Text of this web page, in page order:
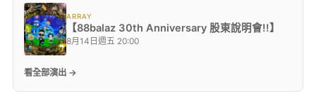
ARRAY
【88balaz 30th Anniversary 股東說明會!!】
8月14日週五 20:00
看全部演出 →